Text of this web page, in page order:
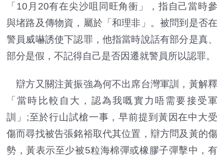
「10月20有在尖沙咀同旺角衝」，指自己當時參
與堵路及傳物資，屬於「和理非」。被問到是否在
警員威嚇誘使下認罪，他指當時說話有部分是真、
部分是假，不記得自己是否因遷就警員所以認罪。
辯方又關注黃振強為何不出席台灣軍訓，黃解釋
「當時比較自大，認為我嘅實力唔需要接受軍
訓」;至於行山試槍一事，早前提到黃因在中大受
傷而尋找被告張銘裕取代其位置，辯方問及黃的傷
勢，黃表示至少被5粒海棉彈或橡膠子彈擊中，有